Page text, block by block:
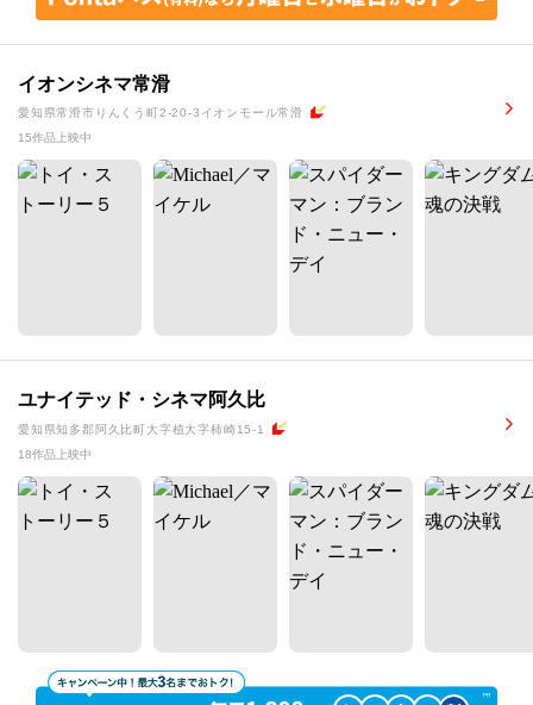
イオンシネマ常滑
愛知県常滑市りんくう町2-20-3イオンモール常滑
15作品上映中
ユナイテッド・シネマ阿久比
愛知県知多郡阿久比町大字植大字柿崎15-1
18作品上映中